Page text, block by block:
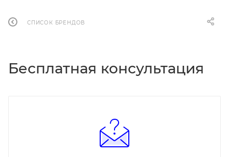
СПИСОК БРЕНДОВ
Бесплатная консультация